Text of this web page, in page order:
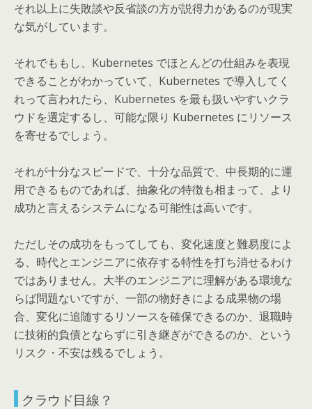
それ以上に失敗談や反省談の方が説得力があるのが現実
な気がしています。
それでももし、Kubernetes でほとんどの仕組みを表現
できることがわかっていて、Kubernetes で導入してく
れって言われたら、Kubernetes を最も扱いやすいクラ
ウドを選定するし、可能な限り Kubernetes にリソース
を寄せるでしょう。
それが十分なスピードで、十分な品質で、中長期的に運
用できるものであれば、抽象化の特徴も相まって、より
成功と言えるシステムになる可能性は高いです。
ただしその成功をもってしても、変化速度と難易度によ
る、時代とエンジニアに依存する特性を打ち消せるわけ
ではありません。大半のエンジニアに理解がある環境な
らば問題ないですが、一部の物好きによる成果物の場
合、変化に追随するリソースを確保できるのか、退職時
に技術的負債とならずに引き継ぎができるのか、という
リスク・不安は残るでしょう。
クラウド目線？